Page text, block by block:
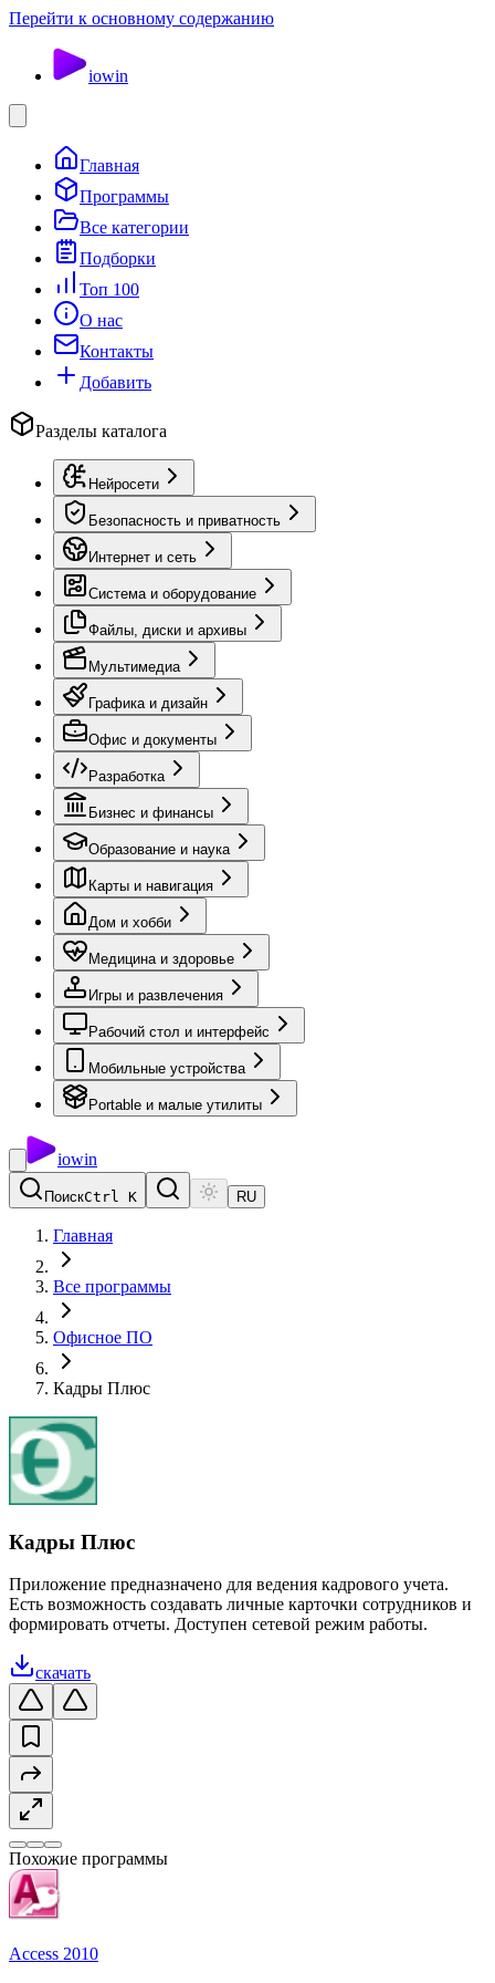
Перейти к основному содержанию
iowin
Главная
Программы
Все категории
Подборки
Топ 100
О нас
Контакты
Добавить
Разделы каталога
Нейросети
Безопасность и приватность
Интернет и сеть
Система и оборудование
Файлы, диски и архивы
Мультимедиа
Графика и дизайн
Офис и документы
Разработка
Бизнес и финансы
Образование и наука
Карты и навигация
Дом и хобби
Медицина и здоровье
Игры и развлечения
Рабочий стол и интерфейс
Мобильные устройства
Portable и малые утилиты
iowin
ПоискCtrl K RU
Главная
Все программы
Офисное ПО
Кадры Плюс
Кадры Плюс
Приложение предназначено для ведения кадрового учета.
Есть возможность создавать личные карточки сотрудников и
формировать отчеты. Доступен сетевой режим работы.
скачать
Похожие программы
Access 2010